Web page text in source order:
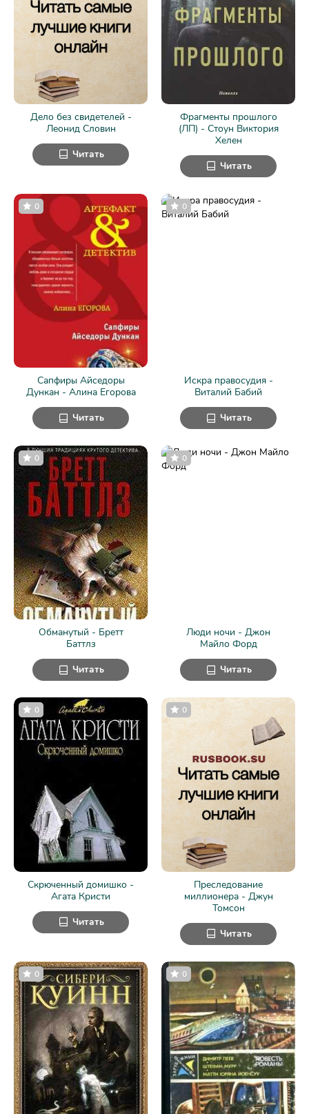
Дело без свидетелей -
Леонид Словин
Читать
Фрагменты прошлого
(ЛП) - Стоун Виктория
Хелен
Читать
Сапфиры Айседоры
Дункан - Алина Егорова
0
Читать
Искра правосудия -
Виталий Бабий
0
Читать
Обманутый - Бретт
Баттлз
0
Читать
Люди ночи - Джон
Майло Форд
0
Читать
Скрюченный домишко -
Агата Кристи
0
Читать
Преследование
миллионера - Джун
Томсон
0
Читать
0 0